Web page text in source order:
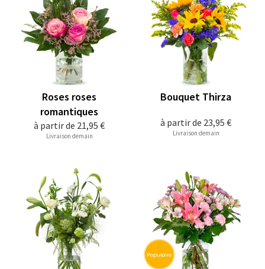
à partir de 21,95 €
Roses roses
romantiques
Livraison demain
à partir de 23,95 €
Bouquet Thirza
Livraison demain